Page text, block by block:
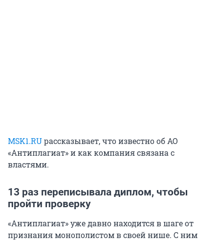
MSK1.RUрассказывает, что известно об АО
«Антиплагиат» и как компания связана с
властями.
13 раз переписывала диплом, чтобы
пройти проверку
«Антиплагиат» уже давно находится в шаге от
признания монополистом в своей нише. С ним